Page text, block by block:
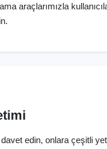
araçlarımızla
edin, onlara çeşitli